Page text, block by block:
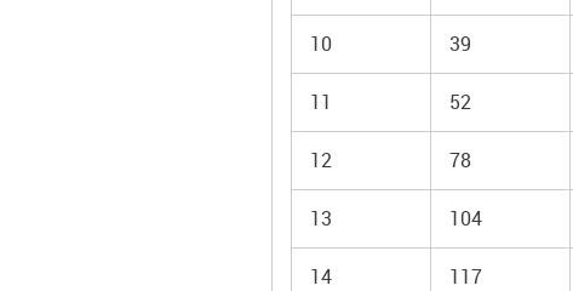
10 39
11 52
12 78
13 104
14 117